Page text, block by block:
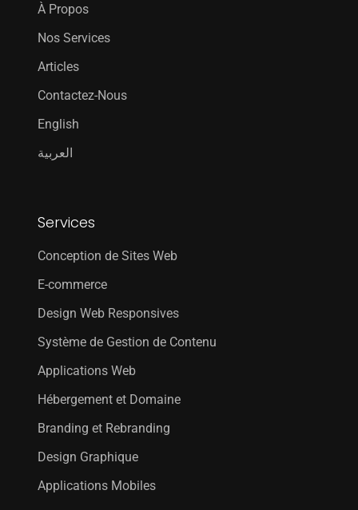
À Propos
Nos Services
Articles
Contactez-Nous
English
العربية
Services
Conception de Sites Web
E-commerce
Design Web Responsives
Système de Gestion de Contenu
Applications Web
Hébergement et Domaine
Branding et Rebranding
Design Graphique
Applications Mobiles